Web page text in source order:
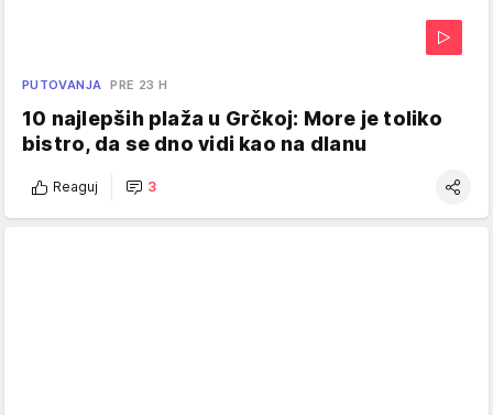
PUTOVANJA PRE 23 H
10 najlepših plaža u Grčkoj: More je toliko
bistro, da se dno vidi kao na dlanu
Reaguj 3